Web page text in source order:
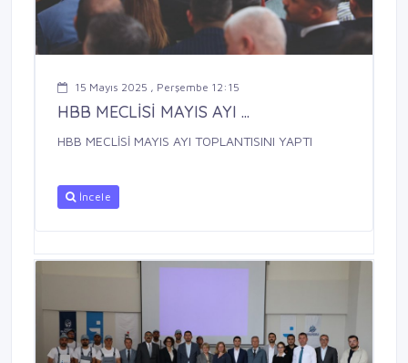
15 Mayıs 2025 , Perşembe 12:15
HBB MECLİSİ MAYIS AYI ...
HBB MECLİSİ MAYIS AYI TOPLANTISINI YAPTI
İncele